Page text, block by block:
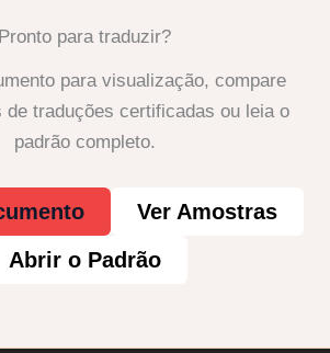
Pronto para traduzir?
para visualização, compare
de traduções certificadas ou leia o
padrão completo.
Ver Amostras
Abrir o Padrão